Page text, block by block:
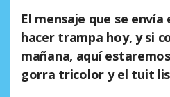
El mensaje que se
hacer trampa hoy, y si
mañana, aquí
gorra tricolor y el tuit